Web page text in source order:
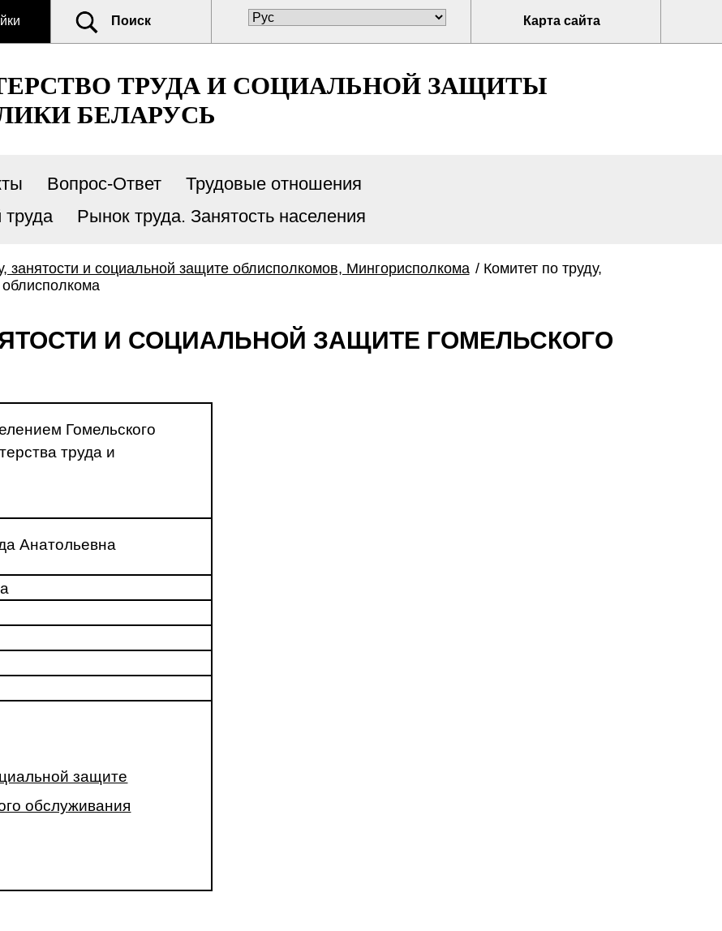
Поиск Карта сайта
ТРУДА И СОЦИАЛЬНОЙ ЗАЩИТЫ
БЕЛАРУСЬ
Вопрос-Ответ
Трудовые отношения
труда
Рынок труда. Занятость населения
занятости и социальной защите облисполкомов, Мингорисполкома / Комитет по труду,
И СОЦИАЛЬНОЙ ЗАЩИТЕ ГОМЕЛЬСКОГО
Гомельского
труда и
Анатольевна
защите
обслуживания